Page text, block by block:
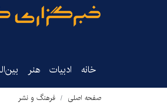
خانه ادبیات هنر
صفحه اصلی فرهنگ و نشر